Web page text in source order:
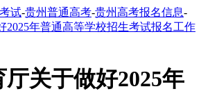
试-贵州普通高考-贵州高考报名信息-
2025年普通高等学校招生考试报名工作
关于做好2025年